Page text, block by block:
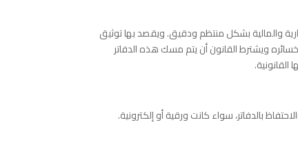
والمالية بشكل منتظم ودقيق. ويقصد بها توثيق
ويشترط القانون أن يتم مسك هذه الدفاتر
بالدفاتر، سواء كانت ورقية أو إلكترونية.